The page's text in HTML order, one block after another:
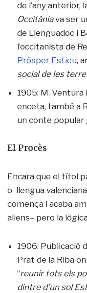
de l’any anterior,
Occitàniava ser
de Llenguadoc i
l’occitanista de
Pròsper Estieu,
social de les
1905: M. Ventura
enceta, també a
un conte popular
El Procès
Encara que el títol
o llengua
comença i acaba
aliens– pero la
1906: Publicació
Prat de la Riba
“reunir tots els
dintre d’un sol